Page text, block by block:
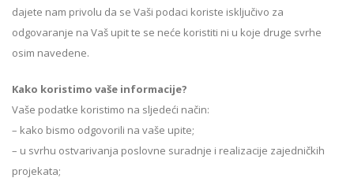
dajete nam privolu da se Vaši podaci koriste isključivo za
odgovaranje na Vaš upit te se neće koristiti ni u koje druge svrhe
osim navedene.
Kako koristimo vaše informacije?
Vaše podatke koristimo na sljedeći način:
– kako bismo odgovorili na vaše upite;
– u svrhu ostvarivanja poslovne suradnje i realizacije zajedničkih
projekata;